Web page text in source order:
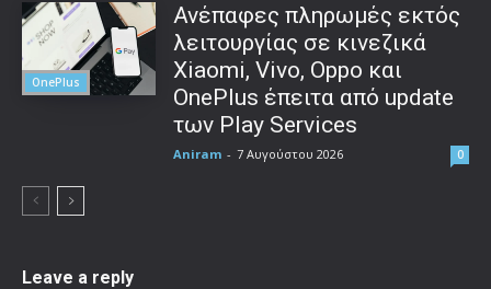
OnePlus
Ανέπαφες πληρωμές εκτός
λειτουργίας σε κινεζικά
Xiaomi, Vivo, Oppo και
OnePlus έπειτα από update
των Play Services
Aniram - 7 Αυγούστου 2026 0
Leave a reply